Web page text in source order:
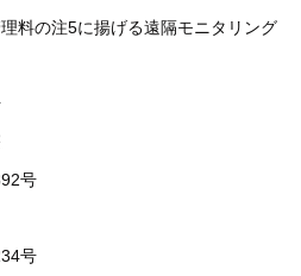
料の注5に揚げる遠隔モニタリング
号
号